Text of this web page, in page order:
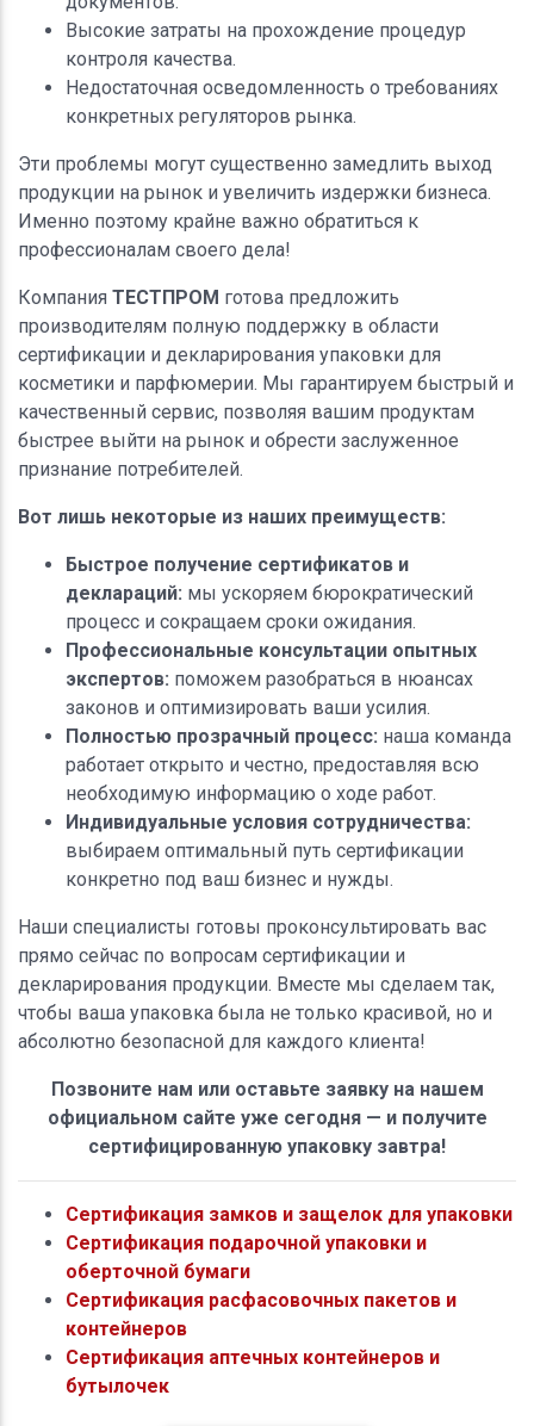
Высокие затраты на прохождение процедур
контроля качества.
Недостаточная осведомленность о требованиях
конкретных регуляторов рынка.
Эти проблемы могут существенно замедлить выход
продукции на рынок и увеличить издержки бизнеса.
Именно поэтому крайне важно обратиться к
профессионалам своего дела!
Компания ТЕСТПРОМ готова предложить
производителям полную поддержку в области
сертификации и декларирования упаковки для
косметики и парфюмерии. Мы гарантируем быстрый и
качественный сервис, позволяя вашим продуктам
быстрее выйти на рынок и обрести заслуженное
признание потребителей.
Вот лишь некоторые из наших преимуществ:
Быстрое получение сертификатов и
деклараций: мы ускоряем бюрократический
процесс и сокращаем сроки ожидания.
Профессиональные консультации опытных
экспертов: поможем разобраться в нюансах
законов и оптимизировать ваши усилия.
Полностью прозрачный процесс: наша команда
работает открыто и честно, предоставляя всю
необходимую информацию о ходе работ.
Индивидуальные условия сотрудничества:
выбираем оптимальный путь сертификации
конкретно под ваш бизнес и нужды.
Наши специалисты готовы проконсультировать вас
прямо сейчас по вопросам сертификации и
декларирования продукции. Вместе мы сделаем так,
чтобы ваша упаковка была не только красивой, но и
абсолютно безопасной для каждого клиента!
Позвоните нам или оставьте заявку на нашем
официальном сайте уже сегодня — и получите
сертифицированную упаковку завтра!
Сертификация замков и защелок для упаковки
Сертификация подарочной упаковки и
оберточной бумаги
Сертификация расфасовочных пакетов и
контейнеров
Сертификация аптечных контейнеров и
бутылочек